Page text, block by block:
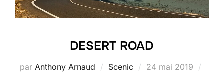
DESERT ROAD
par Anthony Arnaud Scenic
Publié
24 mai 2019